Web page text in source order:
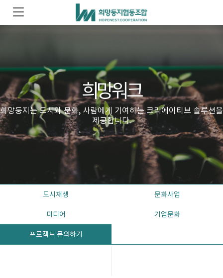
희망워크
희망둥지는 도시와 문화, 사람에게 기여하는 크리에이티브 솔루션을
제공합니다.
도시재생 문화사업
미디어 기업문화
프로젝트 문의하기